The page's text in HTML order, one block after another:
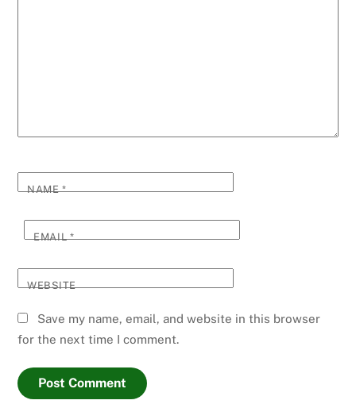
NAME*
EMAIL*
WEBSITE
Save my name, email, and website in this browser
for the next time I comment.